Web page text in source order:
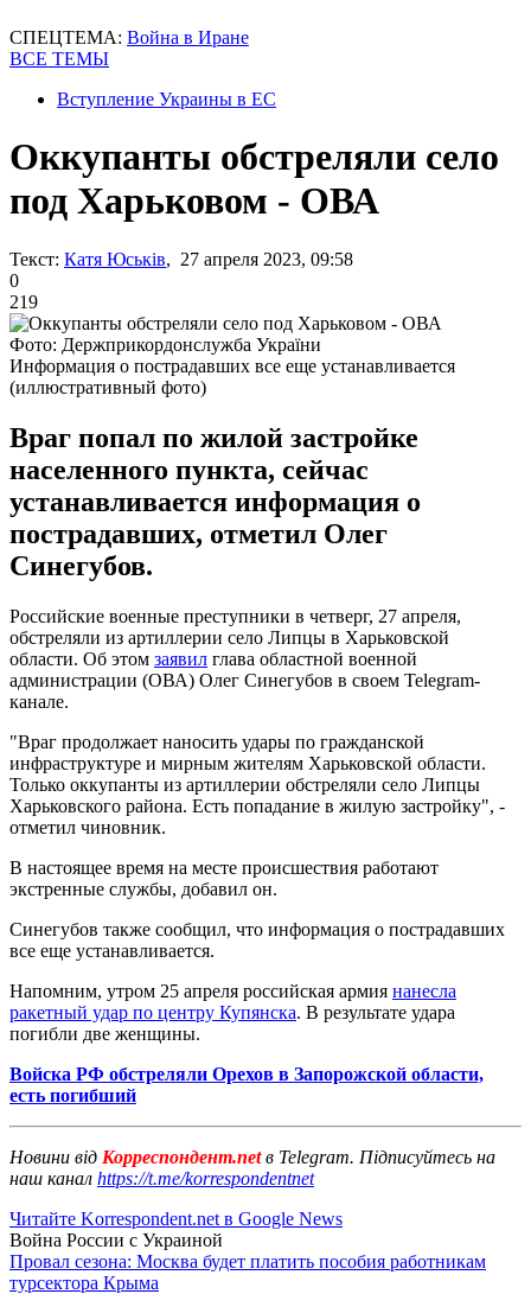
СПЕЦТЕМА: Война в Иране
ВСЕ ТЕМЫ
Вступление Украины в ЕС
Оккупанты обстреляли село
под Харьковом - ОВА
Текст: Катя Юськів, 27 апреля 2023, 09:58
0
219
Фото: Держприкордонслужба України
Информация о пострадавших все еще устанавливается
(иллюстративный фото)
Враг попал по жилой застройке
населенного пункта, сейчас
устанавливается информация о
пострадавших, отметил Олег
Синегубов.
Российские военные преступники в четверг, 27 апреля,
обстреляли из артиллерии село Липцы в Харьковской
области. Об этом заявил глава областной военной
администрации (ОВА) Олег Синегубов в своем Telegram-
канале.
"Враг продолжает наносить удары по гражданской
инфраструктуре и мирным жителям Харьковской области.
Только оккупанты из артиллерии обстреляли село Липцы
Харьковского района. Есть попадание в жилую застройку", -
отметил чиновник.
В настоящее время на месте происшествия работают
экстренные службы, добавил он.
Синегубов также сообщил, что информация о пострадавших
все еще устанавливается.
Напомним, утром 25 апреля российская армия нанесла
ракетный удар по центру Купянска. В результате удара
погибли две женщины.
Войска РФ обстреляли Орехов в Запорожской области,
есть погибший
Новини від Корреспондент.netв Telegram. Підписуйтесь на
наш канал https://t.me/korrespondentnet
Читайте Korrespondent.net в Google News
Война России с Украиной
Провал сезона: Москва будет платить пособия работникам
турсектора Крыма